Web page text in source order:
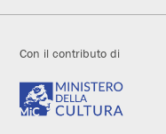
Con il contributo di